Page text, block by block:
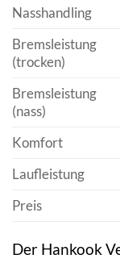
Nasshandling
Bremsleistung
(trocken)
Bremsleistung
(nass)
Komfort
Laufleistung
Preis
Der Hankook